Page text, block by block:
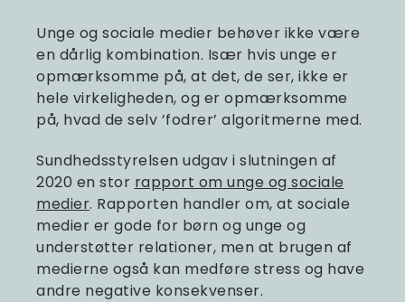
Unge og sociale medier behøver ikke være
en dårlig kombination. Især hvis unge er
opmærksomme på, at det, de ser, ikke er
hele virkeligheden, og er opmærksomme
på, hvad de selv ’fodrer’ algoritmerne med.
Sundhedsstyrelsen udgav i slutningen af
2020 en stor rapport om unge og sociale
medier. Rapporten handler om, at sociale
medier er gode for børn og unge og
understøtter relationer, men at brugen af
medierne også kan medføre stress og have
andre negative konsekvenser.